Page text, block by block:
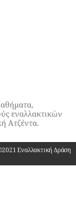
εναλλακτικών
Ατζέντα.
Εναλλακτική Δράση